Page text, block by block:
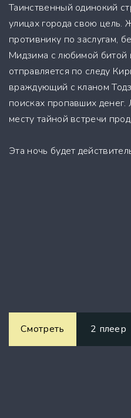
Таинственный одинокий
улицах города свою цель.
противнику по заслугам,
Мидзима c любимой битой
отправляется по следу
враждующий с кланом
поисках пропавших
месту тайной встречи
Эта ночь будет
Смотреть 2 плеер